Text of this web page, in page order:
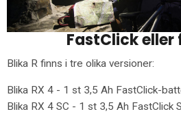
FastClick eller
Blika R finns i tre olika versioner:
Blika RX 4 - 1 st 3,5 Ah FastClick-
Blika RX 4 SC - 1 st 3,5 Ah FastClick